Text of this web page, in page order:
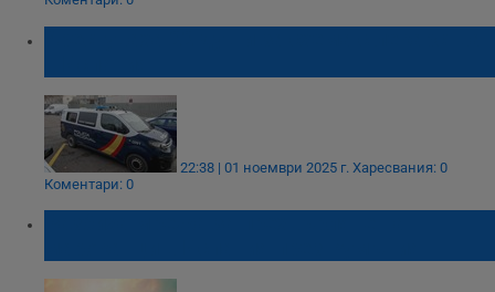
22:38 | 01 ноември 2025 г. Харесвания: 0
Коментари: 0